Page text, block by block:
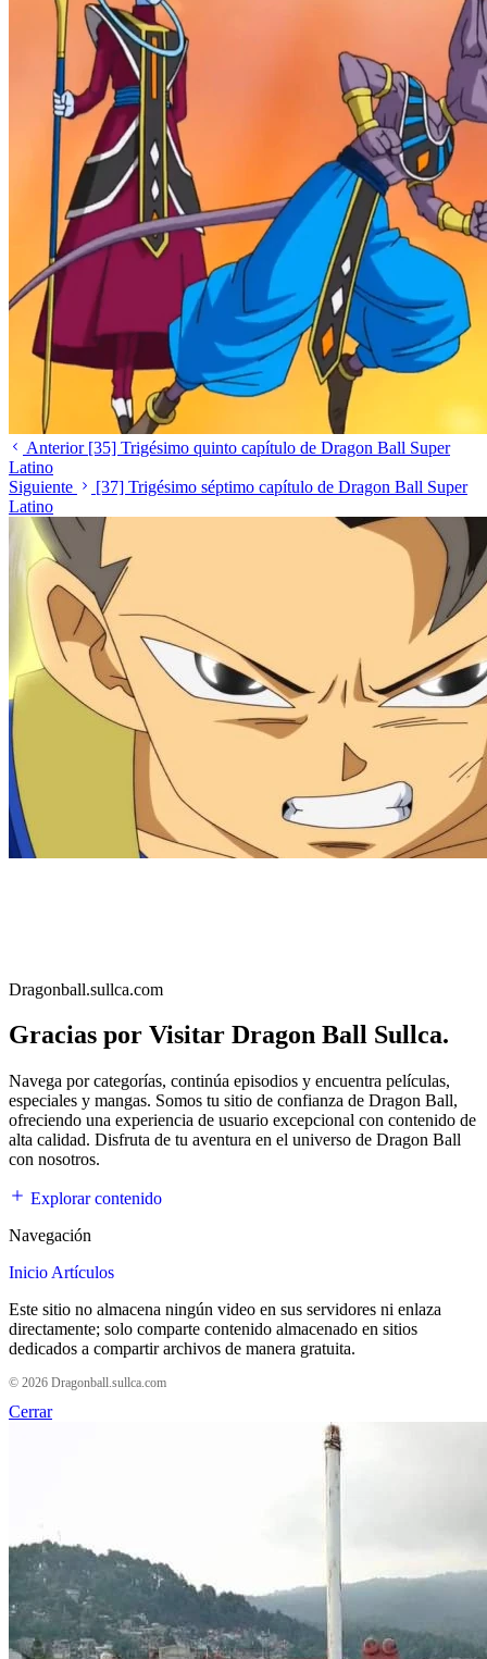
Anterior [35] Trigésimo quinto capítulo de Dragon Ball Super
Latino
Siguiente
[37] Trigésimo séptimo capítulo de Dragon Ball Super
Latino
Dragonball.sullca.com
Gracias por Visitar Dragon Ball Sullca.
Navega por categorías, continúa episodios y encuentra películas,
especiales y mangas. Somos tu sitio de confianza de Dragon Ball,
ofreciendo una experiencia de usuario excepcional con contenido de
alta calidad. Disfruta de tu aventura en el universo de Dragon Ball
con nosotros.
Explorar contenido
Navegación
Inicio Artículos
Este sitio no almacena ningún video en sus servidores ni enlaza
directamente; solo comparte contenido almacenado en sitios
dedicados a compartir archivos de manera gratuita.
© 2026 Dragonball.sullca.com
Cerrar